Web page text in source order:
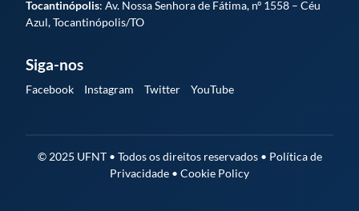
Tocantinópolis: Av. Nossa Senhora de Fátima, nº 1558 – Céu
Azul, Tocantinópolis/TO
Siga-nos
Facebook Instagram Twitter YouTube
© 2025 UFNT • Todos os direitos reservados • Política de
Privacidade • Cookie Policy